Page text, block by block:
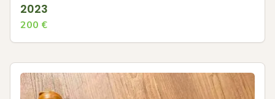
2023
200 €